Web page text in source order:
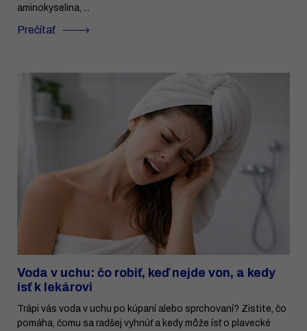
aminokyselina, ...
Prečítať
Voda v uchu: čo robiť, keď nejde von, a kedy
ísť k lekárovi
Trápi vás voda v uchu po kúpaní alebo sprchovaní? Zistite, čo
pomáha, čomu sa radšej vyhnúť a kedy môže ísť o plavecké